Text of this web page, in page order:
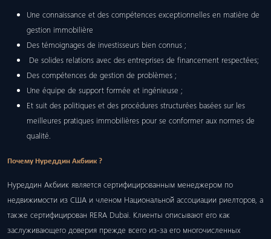
Une connaissance et des compétences exceptionnelles en matière de
gestion immobilière
Des témoignages de investisseurs bien connus ;
De solides relations avec des entreprises de financement respectées;
Des compétences de gestion de problèmes ;
Une équipe de support formée et ingénieuse ;
Et suit des politiques et des procédures structurées basées sur les
meilleures pratiques immobilières pour se conformer aux normes de
qualité.
Почему Нуреддин Акбиик ?
Нуреддин Акбиик является сертифицированным менеджером по
недвижимости из США и членом Национальной ассоциации риелторов, а
также сертифицирован RERA Dubai. Клиенты описывают его как
заслуживающего доверия прежде всего из-за его многочисленных